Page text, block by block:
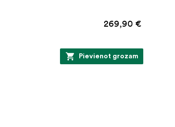
269,90 €
Pievienot grozam